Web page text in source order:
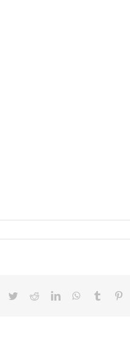
Facebook
TwitterRedditLinkedInWhatsApp
Tumblr